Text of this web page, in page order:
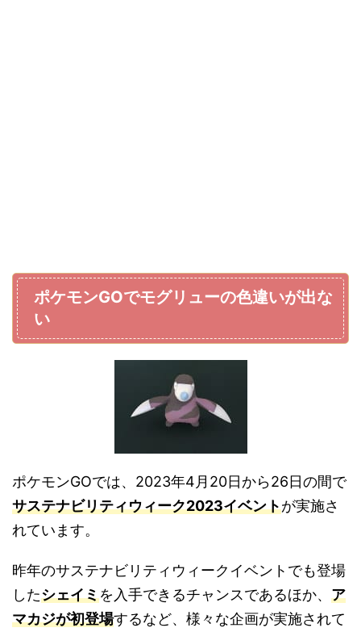
ポケモンGOでモグリューの色違いが出な
い
ポケモンGOでは、2023年4月20日から26日の間で
サステナビリティウィーク2023イベントが実施さ
れています。
昨年のサステナビリティウィークイベントでも登場
したシェイミを入手できるチャンスであるほか、 ア
マカジが初登場するなど、様々な企画が実施されて